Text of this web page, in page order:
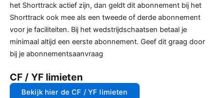
het Shorttrack actief zijn, dan geldt dit abonnement bij het
Shorttrack ook mee als een tweede of derde abonnement
voor je faciliteiten. Bij het wedstrijdschaatsen betaal je
minimaal altijd een eerste abonnement. Geef dit graag door
bij je abonnementsaanvraag
CF / YF limieten
Bekijk hier de CF / YF limieten